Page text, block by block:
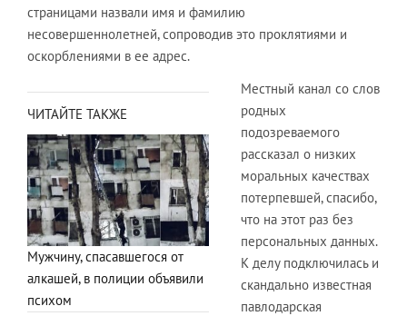
страницами назвали имя и фамилию
несовершеннолетней, сопроводив это проклятиями и
оскорблениями в ее адрес.
ЧИТАЙТЕ ТАКЖЕ
Мужчину, спасавшегося от
алкашей, в полиции объявили
психом
Местный канал со слов
родных
подозреваемого
рассказал о низких
моральных качествах
потерпевшей, спасибо,
что на этот раз без
персональных данных.
К делу подключилась и
скандально известная
павлодарская